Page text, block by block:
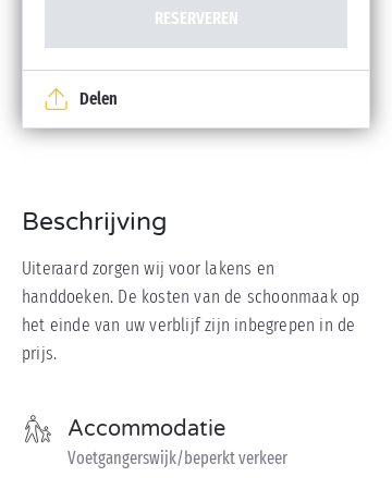
RESERVEREN
Delen
Beschrijving
Uiteraard zorgen wij voor lakens en
handdoeken. De kosten van de schoonmaak op
het einde van uw verblijf zijn inbegrepen in de
prijs.
Accommodatie
Voetgangerswijk/beperkt verkeer